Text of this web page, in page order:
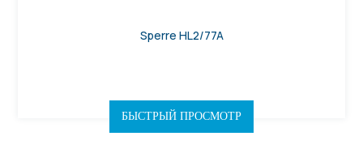
Sperre HL2/77A
БЫСТРЫЙ ПРОСМОТР